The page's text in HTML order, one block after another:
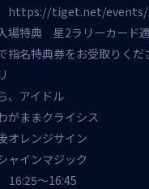
https://tiget.net/events/
場特典 星2ラリーカード
指名特典券をお受取りくだ
、アイドル
がままクライシス
オレンジサイン
ャインマジック
〜16:45